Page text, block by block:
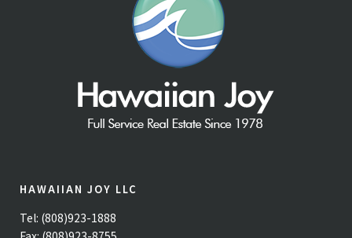
HAWAIIAN JOY LLC
Tel: (808)923-1888